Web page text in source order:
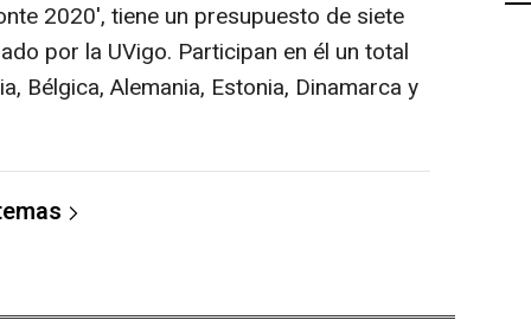
2020', tiene un presupuesto de siete
por la UVigo. Participan en él un total
Bélgica, Alemania, Estonia, Dinamarca y